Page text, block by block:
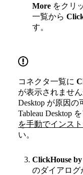
More をクリ
一覧から
す。
コネクタ一覧に
が表示されませ
Desktop が原因の
Tableau Desktop
を手動でインス
い。
ClickHouse
のダイアログ